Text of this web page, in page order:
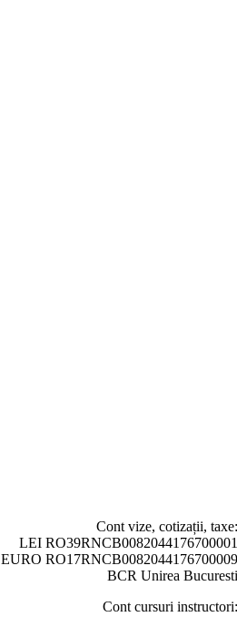
Cont vize, cotizații, taxe:
LEI RO39RNCB0082044176700001
EURO RO17RNCB0082044176700009
BCR Unirea Bucuresti
Cont cursuri instructori: